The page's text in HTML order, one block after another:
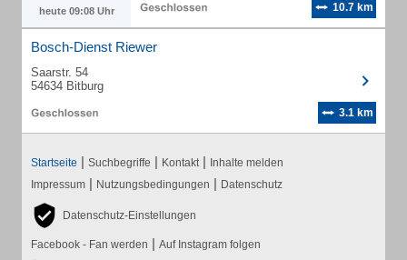
heute 09:08 Uhr 10.7 km
Bosch-Dienst Riewer
Saarstr. 54
54634 Bitburg
3.1 km
Startseite | Suchbegriffe | Kontakt | Inhalte melden
Impressum | Nutzungsbedingungen | Datenschutz
Datenschutz-Einstellungen
Facebook - Fan werden | Auf Instagram folgen